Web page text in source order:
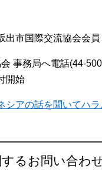
出市国際交流協会会
事務局へ電話(44-
始
シアの話を聞いてハ
るお問い合わ